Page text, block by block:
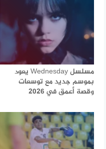
مسلسل Wednesday يعود
بموسم جديد مع توسعات
وقصة أعمق في 2026